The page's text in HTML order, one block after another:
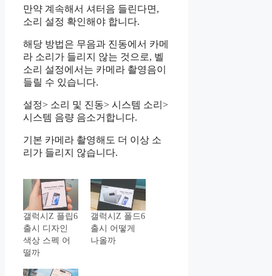
만약 계속해서 셔터음 들린다면,
소리 설정 확인해야 합니다.
해당 방법은 무음과 진동에서 카메
라 소리가 들리지 않는 것으로, 벨
소리 설정에서는 카메라 촬영음이
들릴 수 있습니다.
설정> 소리 및 진동> 시스템 소리>
시스템 음량 음소거합니다.
기본 카메라 촬영해도 더 이상 소
리가 들리지 않습니다.
갤럭시Z 플립6
출시 디자인
색상 스펙 어
떨까
갤럭시Z 폴드6
출시 어떻게
나올까